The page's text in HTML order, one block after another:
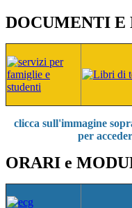
DOCUMENTI E
clicca sull'immagine
per
ORARI e